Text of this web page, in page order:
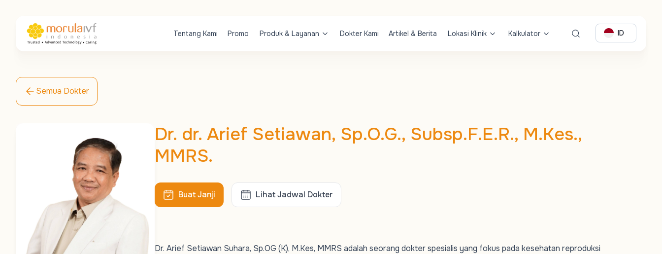
Tentang Kami Promo Produk & Layanan Dokter Kami Artikel & Berita Lokasi Klinik Kalkulator ID
Semua Dokter
Dr. dr. Arief Setiawan, Sp.O.G., Subsp.F.E.R., M.Kes.,
MMRS.
Buat Janji Lihat Jadwal Dokter
Dr. Arief Setiawan Suhara, Sp.OG (K), M.Kes, MMRS adalah seorang dokter spesialis yang fokus pada kesehatan reproduksi